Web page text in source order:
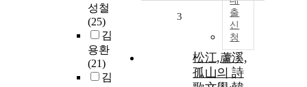
성철
(25)
김
용환
(21)
김
출
신
청
3
松江,蘆溪,
孤山의 詩